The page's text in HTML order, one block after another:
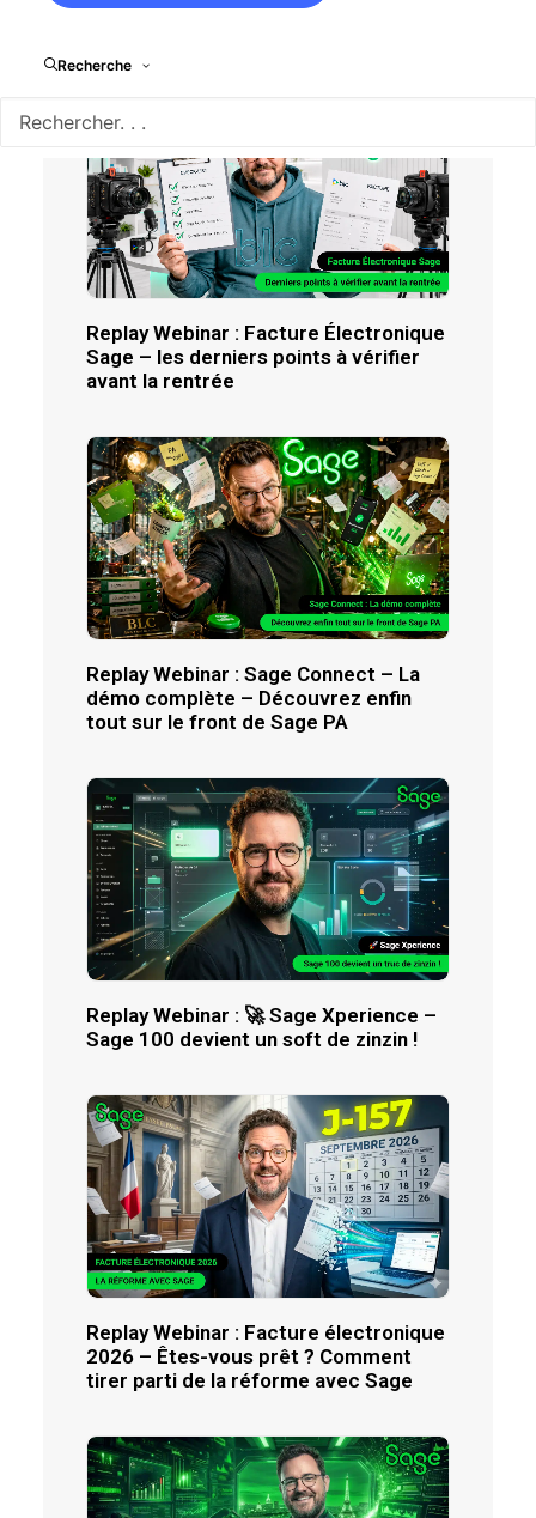
Recherche
Replay Webinar : Facture Électronique
Sage – les derniers points à vérifier
avant la rentrée
Replay Webinar : Sage Connect – La
démo complète – Découvrez enfin
tout sur le front de Sage PA
Replay Webinar : 🚀 Sage Xperience –
Sage 100 devient un soft de zinzin !
Replay Webinar : Facture électronique
2026 – Êtes-vous prêt ? Comment
tirer parti de la réforme avec Sage